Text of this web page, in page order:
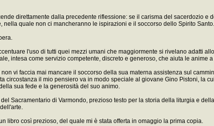
direttamente dalla precedente riflessione: se il carisma del sacerdozio
quale non ci mancheranno le ispirazioni e il soccorso dello Spirito Santo.
l'uso di tutti quei mezzi umani che maggiormente si rivelano adatti
intesa come servizio competente, discreto e generoso, che aiuta le anime
vi faccia mai mancare il soccorso della sua materna assistenza sul
il mio pensiero va in modo speciale al giovane Gino Pistoni, la
sua fede e la generosità del suo animo.
Sacramentario di Varmondo, prezioso testo per la storia della liturgia e
libro così prezioso, del quale mi è stata offerta in omaggio la prima copia.